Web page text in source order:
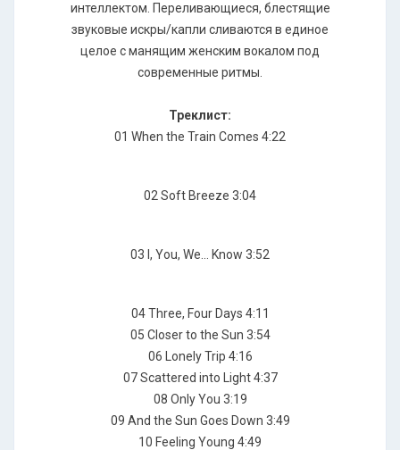
интеллектом. Переливающиеся, блестящие
звуковые искры/капли сливаются в единое
целое с манящим женским вокалом под
современные ритмы.
Треклист:
01 When the Train Comes 4:22
02 Soft Breeze 3:04
03 I, You, We... Know 3:52
04 Three, Four Days 4:11
05 Closer to the Sun 3:54
06 Lonely Trip 4:16
07 Scattered into Light 4:37
08 Only You 3:19
09 And the Sun Goes Down 3:49
10 Feeling Young 4:49